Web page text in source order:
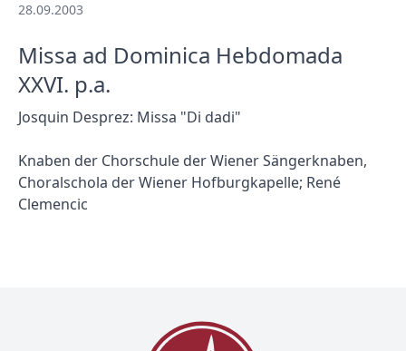
28.09.2003
Missa ad Dominica Hebdomada
XXVI. p.a.
Josquin Desprez: Missa "Di dadi"
Knaben der Chorschule der Wiener Sängerknaben,
Choralschola der Wiener Hofburgkapelle; René
Clemencic